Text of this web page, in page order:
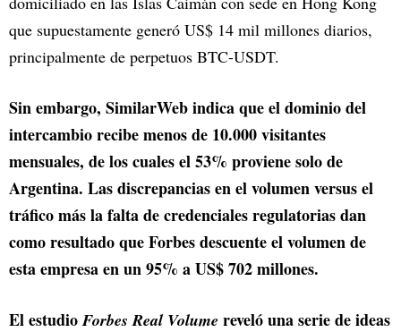
que supuestamente generó US$ 14 mil millones diarios,
principalmente de perpetuos BTC-USDT.
Sin embargo, SimilarWeb indica que el dominio del
intercambio recibe menos de 10.000 visitantes
mensuales, de los cuales el 53% proviene solo de
Argentina. Las discrepancias en el volumen versus el
tráfico más la falta de credenciales regulatorias dan
como resultado que Forbes descuente el volumen de
esta empresa en un 95% a US$ 702 millones.
El estudioForbes Real Volume reveló una serie de ideas